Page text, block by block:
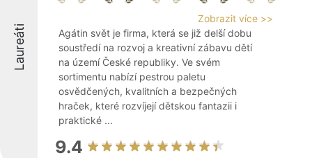
Laureáti
Zobrazit více >>
Agátin svět je firma, která se již delší dobu
soustředí na rozvoj a kreativní zábavu dětí
na území České republiky. Ve svém
sortimentu nabízí pestrou paletu
osvědčených, kvalitních a bezpečných
hraček, které rozvíjejí dětskou fantazii i
praktické ...
9.4